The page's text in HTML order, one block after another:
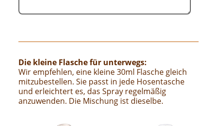
Die kleine Flasche für unterwegs:
Wir empfehlen, eine kleine 30ml Flasche gleich
mitzubestellen. Sie passt in jede Hosentasche
und erleichtert es, das Spray regelmäßig
anzuwenden. Die Mischung ist dieselbe.